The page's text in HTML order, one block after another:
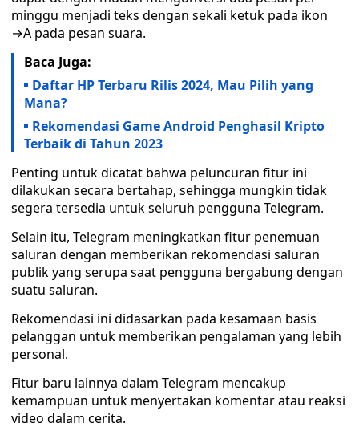
minggu menjadi teks dengan sekali ketuk pada ikon
→A pada pesan suara.
Baca Juga:
Daftar HP Terbaru Rilis 2024, Mau Pilih yang
Mana?
Rekomendasi Game Android Penghasil Kripto
Terbaik di Tahun 2023
Penting untuk dicatat bahwa peluncuran fitur ini
dilakukan secara bertahap, sehingga mungkin tidak
segera tersedia untuk seluruh pengguna Telegram.
Selain itu, Telegram meningkatkan fitur penemuan
saluran dengan memberikan rekomendasi saluran
publik yang serupa saat pengguna bergabung dengan
suatu saluran.
Rekomendasi ini didasarkan pada kesamaan basis
pelanggan untuk memberikan pengalaman yang lebih
personal.
Fitur baru lainnya dalam Telegram mencakup
kemampuan untuk menyertakan komentar atau reaksi
video dalam cerita.